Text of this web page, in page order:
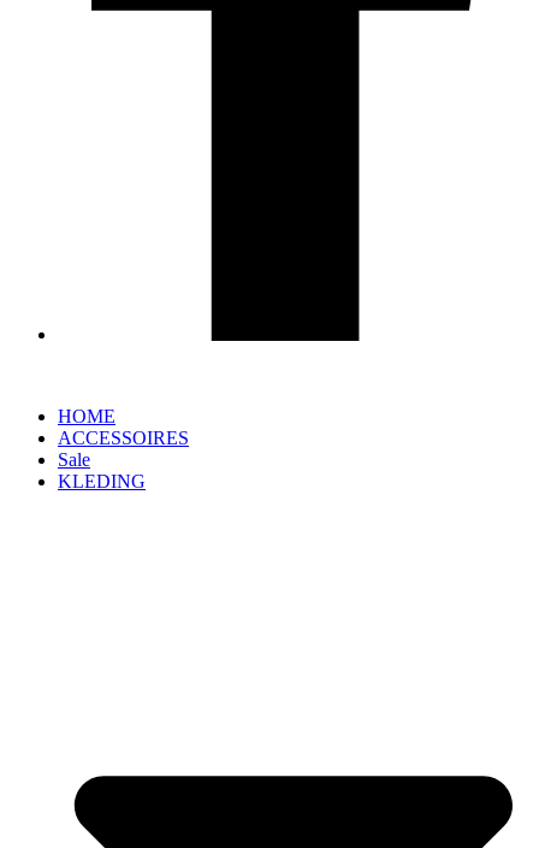
HOME
ACCESSOIRES
Sale
KLEDING